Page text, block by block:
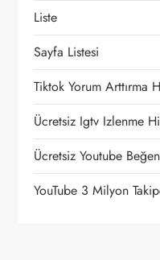
n
m
e
s
i
Liste
Sayfa Listesi
Tiktok Yorum Arttırma
Ücretsiz Igtv Izlenme
Ücretsiz Youtube
YouTube 3 Milyon